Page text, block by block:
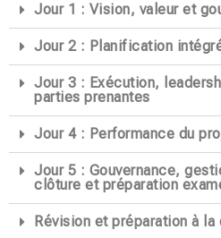
Jour 1 : Vision, valeur et
Jour 2 : Planification
Jour 3 : Exécution,
parties prenantes
Jour 4 : Performance du
Jour 5 : Gouvernance,
clôture et préparation
Révision et préparation à